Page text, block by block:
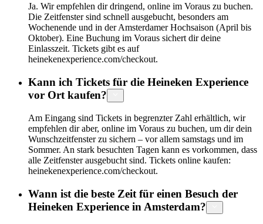
Ja. Wir empfehlen dir dringend, online im Voraus zu buchen.
Die Zeitfenster sind schnell ausgebucht, besonders am
Wochenende und in der Amsterdamer Hochsaison (April bis
Oktober). Eine Buchung im Voraus sichert dir deine
Einlasszeit. Tickets gibt es auf
heinekenexperience.com/checkout.
Kann ich Tickets für die Heineken Experience
vor Ort kaufen?
Am Eingang sind Tickets in begrenzter Zahl erhältlich, wir
empfehlen dir aber, online im Voraus zu buchen, um dir dein
Wunschzeitfenster zu sichern – vor allem samstags und im
Sommer. An stark besuchten Tagen kann es vorkommen, dass
alle Zeitfenster ausgebucht sind. Tickets online kaufen:
heinekenexperience.com/checkout.
Wann ist die beste Zeit für einen Besuch der
Heineken Experience in Amsterdam?